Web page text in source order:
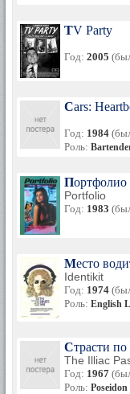
TV Party
Год: 2005
Cars:
Год: 1984
Роль:
Портфолио
Portfolio
Год: 1983
Место
Identikit
Год: 1974
Роль: English
Страсти
The Illiac
Год: 1967
Роль: Poseidon